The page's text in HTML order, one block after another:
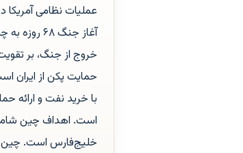
عملیات نظامی آمریکا
آغاز جنگ
خروج از جنگ، بر
حمایت پکن از ایران
با خرید نفت و ارائه
است. اهداف چین
خلیج‌فارس است. چین